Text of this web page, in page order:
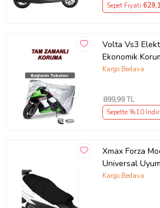
Sepet Fiyatı 629
Volta Vs3
Ekonomik
Kargo Bedava
899,99 TL
Sepette %10
Xmax Forza
Universal
Sele Kılıfı
Kargo Bedava